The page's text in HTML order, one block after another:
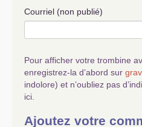
Courriel (non publié)
Pour afficher votre trombine
enregistrez-la d’abord sur
indolore) et n’oubliez pas
ici.
Ajoutez votre